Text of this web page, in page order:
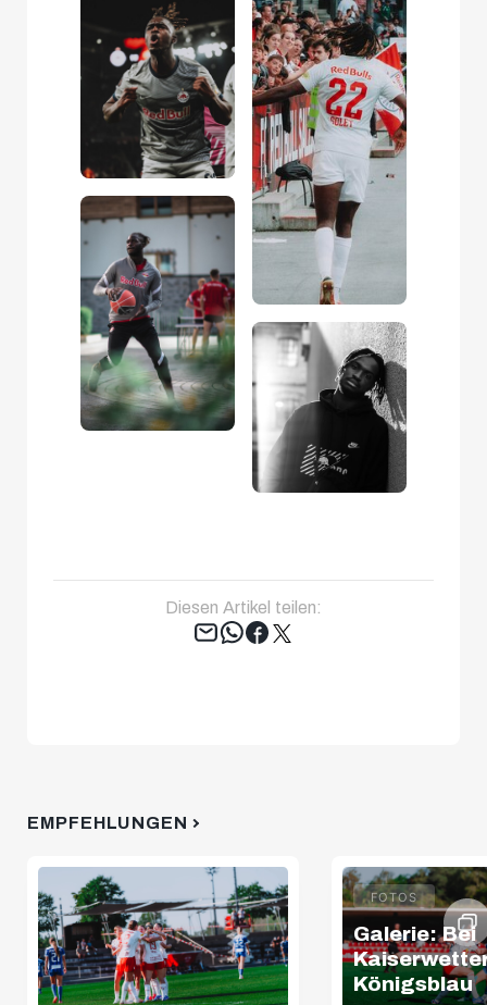
Diesen Artikel teilen:
Tweet
EMPFEHLUNGEN
FOTOS
Galerie: Bei
Königsblau